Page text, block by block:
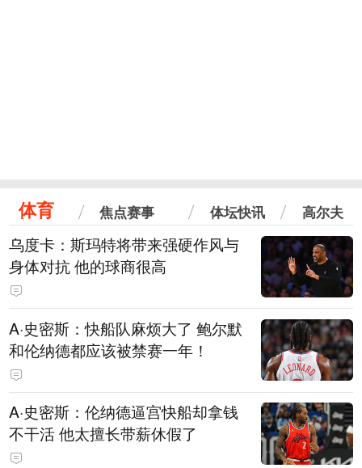
体育 焦点赛事 体坛快讯 高尔夫
乌度卡：斯玛特将带来强硬作风与
身体对抗 他的球商很高
A·史密斯：快船队麻烦大了 鲍尔默
和伦纳德都应该被禁赛一年！
A·史密斯：伦纳德逼宫快船却拿钱
不干活 他太擅长带薪休假了